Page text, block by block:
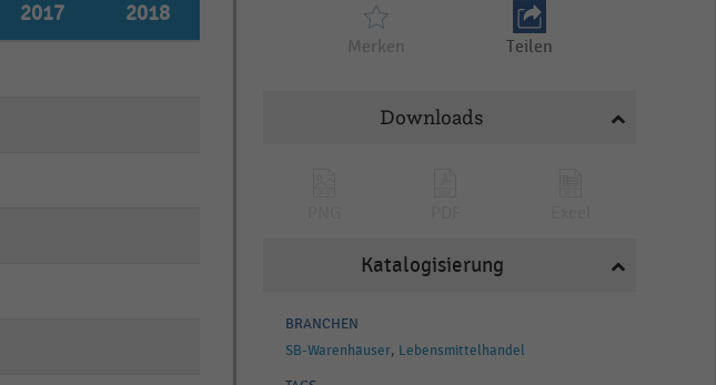
2017 2018
Merken Teilen
Downloads
Katalogisierung
BRANCHEN
SB-Warenhäuser Lebensmittelhandel